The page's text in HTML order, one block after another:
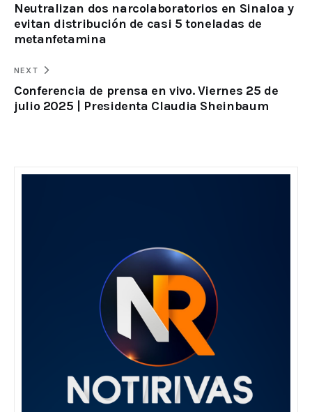
Neutralizan dos narcolaboratorios en Sinaloa y
evitan distribución de casi 5 toneladas de
metanfetamina
NEXT
Conferencia de prensa en vivo. Viernes 25 de
julio 2025 | Presidenta Claudia Sheinbaum